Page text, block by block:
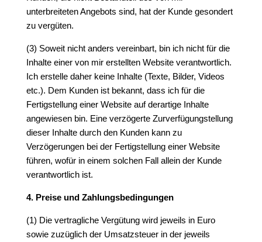
unterbreiteten Angebots sind, hat der Kunde gesondert
zu vergüten.
(3) Soweit nicht anders vereinbart, bin ich nicht für die
Inhalte einer von mir erstellten Website verantwortlich.
Ich erstelle daher keine Inhalte (Texte, Bilder, Videos
etc.). Dem Kunden ist bekannt, dass ich für die
Fertigstellung einer Website auf derartige Inhalte
angewiesen bin. Eine verzögerte Zurverfügungstellung
dieser Inhalte durch den Kunden kann zu
Verzögerungen bei der Fertigstellung einer Website
führen, wofür in einem solchen Fall allein der Kunde
verantwortlich ist.
4. Preise und Zahlungsbedingungen
(1) Die vertragliche Vergütung wird jeweils in Euro
sowie zuzüglich der Umsatzsteuer in der jeweils